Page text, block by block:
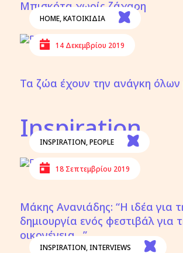
Μπισκότα χωρίς ζάχαρη
HOME,ΚΑΤΟΙΚΙΔΙΑ
14 Δεκεμβρίου 2019
Τα ζώα έχουν την ανάγκη όλων
Inspiration
INSPIRATION,PEOPLE
18 Σεπτεμβρίου 2019
Μάκης Ανανιάδης: “Η ιδέα για
δημιουργία ενός φεστιβάλ για
οικογένεια…”
INSPIRATION,INTERVIEWS